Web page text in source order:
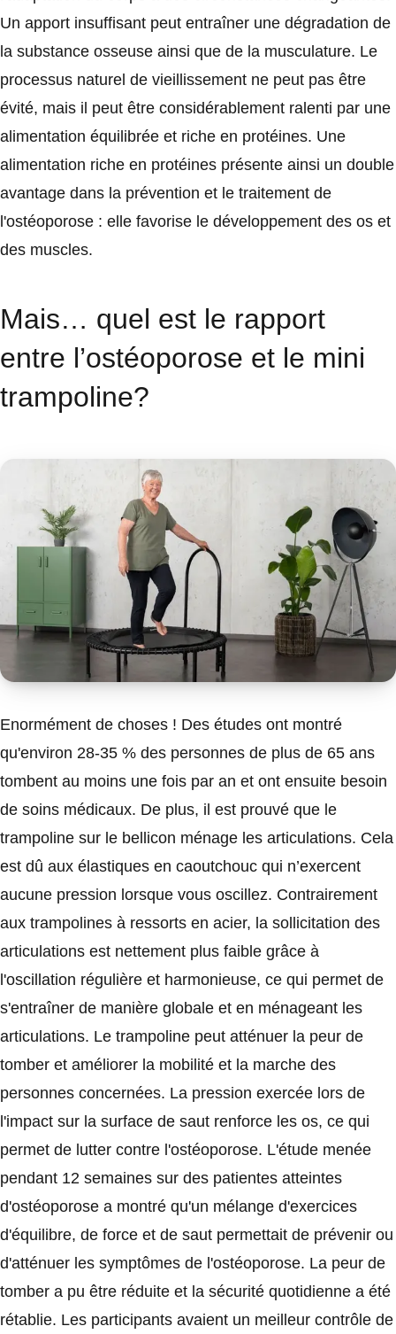
Un apport insuffisant peut entraîner une dégradation de
la substance osseuse ainsi que de la musculature. Le
processus naturel de vieillissement ne peut pas être
évité, mais il peut être considérablement ralenti par une
alimentation équilibrée et riche en protéines. Une
alimentation riche en protéines présente ainsi un double
avantage dans la prévention et le traitement de
l'ostéoporose : elle favorise le développement des os et
des muscles.
Mais… quel est le rapport
entre l’ostéoporose et le mini
trampoline?
Enormément de choses ! Des études ont montré
qu'environ 28-35 % des personnes de plus de 65 ans
tombent au moins une fois par an et ont ensuite besoin
de soins médicaux. De plus, il est prouvé que le
trampoline sur le bellicon ménage les articulations. Cela
est dû aux élastiques en caoutchouc qui n’exercent
aucune pression lorsque vous oscillez. Contrairement
aux trampolines à ressorts en acier, la sollicitation des
articulations est nettement plus faible grâce à
l'oscillation régulière et harmonieuse, ce qui permet de
s'entraîner de manière globale et en ménageant les
articulations. Le trampoline peut atténuer la peur de
tomber et améliorer la mobilité et la marche des
personnes concernées. La pression exercée lors de
l'impact sur la surface de saut renforce les os, ce qui
permet de lutter contre l'ostéoporose. L'étude menée
pendant 12 semaines sur des patientes atteintes
d'ostéoporose a montré qu'un mélange d'exercices
d'équilibre, de force et de saut permettait de prévenir ou
d'atténuer les symptômes de l'ostéoporose. La peur de
tomber a pu être réduite et la sécurité quotidienne a été
rétablie. Les participants avaient un meilleur contrôle de